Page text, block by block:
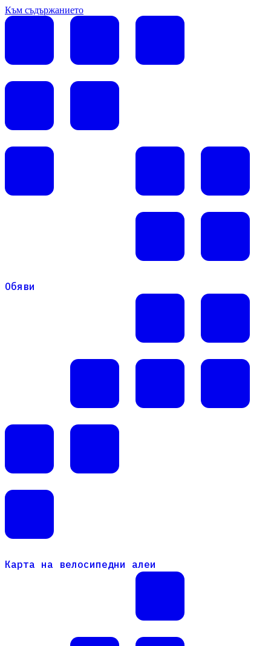
Към съдържанието
Обяви
Карта на велосипедни алеи
Карта на велосипедни алеи